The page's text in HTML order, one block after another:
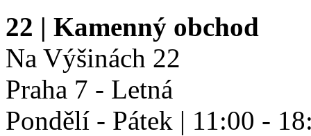
22 | Kamenný obchod
Na Výšinách 22
Praha 7 - Letná
Pondělí - Pátek | 11:00 -